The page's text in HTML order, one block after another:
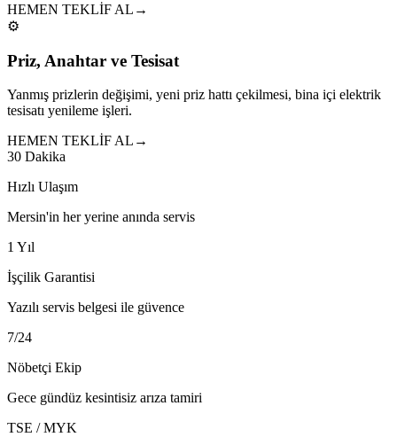
HEMEN TEKLİF AL →
⚙️
Priz, Anahtar ve Tesisat
Yanmış prizlerin değişimi, yeni priz hattı çekilmesi, bina içi elektrik
tesisatı yenileme işleri.
HEMEN TEKLİF AL →
30 Dakika
Hızlı Ulaşım
Mersin'in her yerine anında servis
1 Yıl
İşçilik Garantisi
Yazılı servis belgesi ile güvence
7/24
Nöbetçi Ekip
Gece gündüz kesintisiz arıza tamiri
TSE / MYK